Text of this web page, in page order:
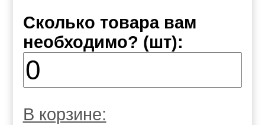
Сколько товара вам
необходимо? (шт):
В корзине: